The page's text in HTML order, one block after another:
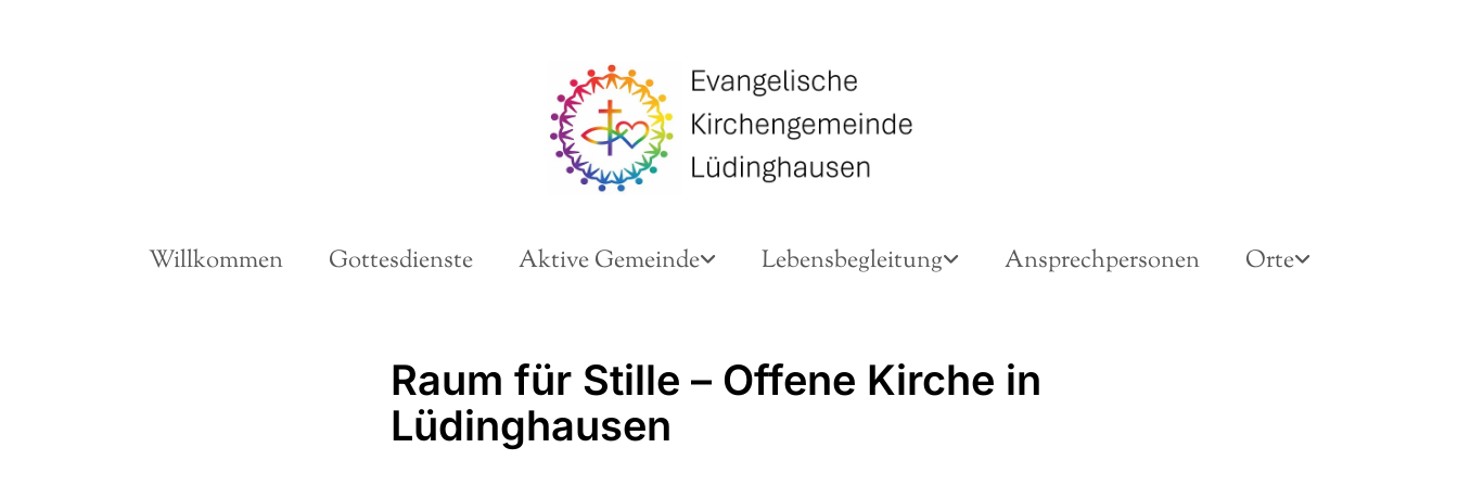
Willkommen Gottesdienste Aktive Gemeinde Lebensbegleitung Ansprechpersonen Orte
Raum für Stille – Offene Kirche in
Lüdinghausen